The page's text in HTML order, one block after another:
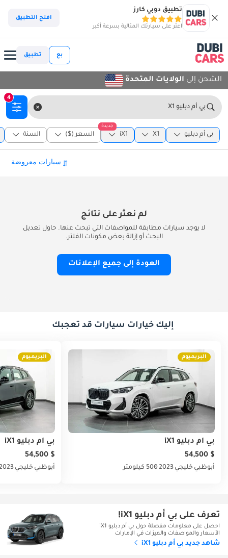
تطبيق دوبي كارز
اعثر على سيارتك المثالية بسرعة أكبر
افتح التطبيق
بع تطبيق
الشحن إلى الولايات المتحدة
بي أم دبليو X1
4
بي أم دبليو X1
جديدة
iX1 السعر ($) السنة
لم نعثر على نتائج
لا يوجد سيارات مطابقة للمواصفات التي تبحث عنها. حاول تعديل
البحث أو إزالة بعض مكونات الفلتر.
العودة إلى جميع الإعلانات
إليك خيارات سيارات قد تعجبك
البريميوم
بي أم دبليو iX1
$ 54,500
أبوظبي خليجي 2023500 كيلومتر
البريميوم
بي أم دبليو iX1
$ 54,500
أبوظبي خليجي
تعرف على بي أم دبليو iX1!
احصل على معلومات مفصلة حول بي أم دبليو iX1
الأسعار والمواصفات والميزات في الإمارات
شاهد جديد بي أم دبليو iX1